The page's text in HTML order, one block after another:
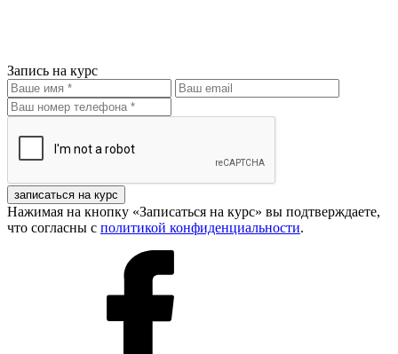
Запись на курс
записаться на курс
Нажимая на кнопку «Записаться на курс» вы подтверждаете,
что согласны с политикой конфиденциальности.